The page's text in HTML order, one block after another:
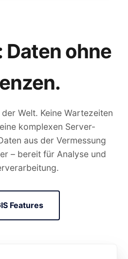
Daten ohne
Welt. Keine Wartezeiten
komplexen Server-
aus der Vermessung
– bereit für Analyse und
Features